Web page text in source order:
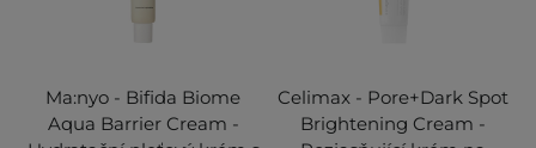
Ma:nyo - Bifida Biome
Aqua Barrier Cream -
Celimax - Pore+Dark Spot
Brightening Cream -